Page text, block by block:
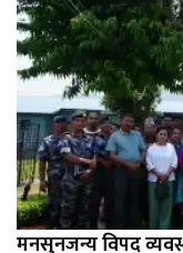
मनसुनजन्य विपद्